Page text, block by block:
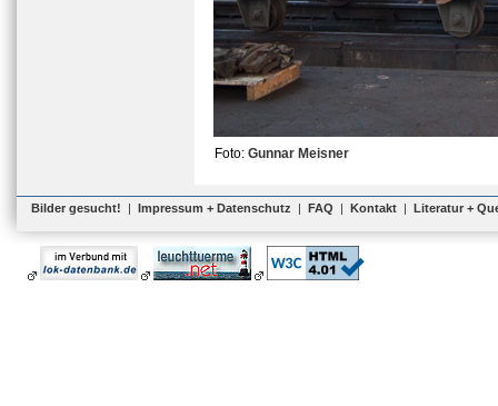
Foto: Gunnar Meisner
Bilder gesucht! | Impressum + Datenschutz | FAQ | Kontakt | Literatur +